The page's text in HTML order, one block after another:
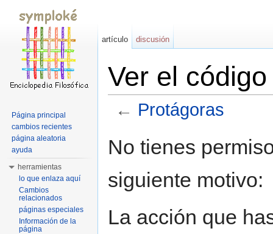
Ver el
← Protágoras
No tienes
siguiente motivo:
La acción que
artículo discusión
Página principal
cambios recientes
página aleatoria
ayuda
herramientas
lo que enlaza aquí
Cambios
relacionados
páginas especiales
Información de la
página